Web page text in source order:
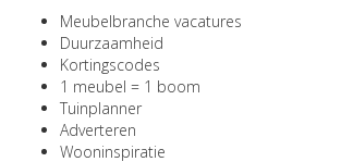
Meubelbranche vacatures
Duurzaamheid
Kortingscodes
1 meubel = 1 boom
Tuinplanner
Adverteren
Wooninspiratie